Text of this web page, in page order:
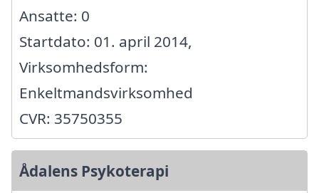
Ansatte: 0
Startdato: 01. april 2014,
Virksomhedsform:
Enkeltmandsvirksomhed
CVR: 35750355
Ådalens Psykoterapi